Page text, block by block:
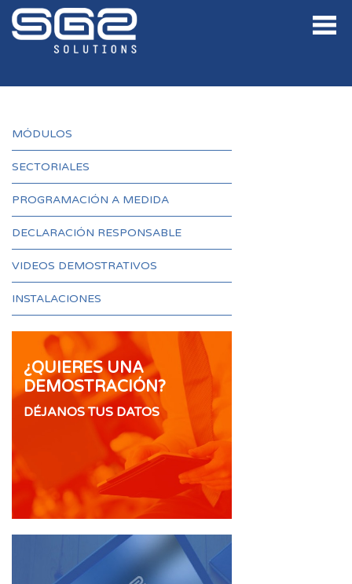
MÓDULOS
SECTORIALES
PROGRAMACIÓN A MEDIDA
DECLARACIÓN RESPONSABLE
VIDEOS DEMOSTRATIVOS
INSTALACIONES
¿QUIERES UNA
DEMOSTRACIÓN?
DÉJANOS TUS DATOS